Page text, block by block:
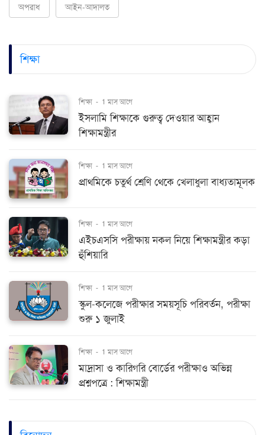
অপরাধ আইন-আদালত
শিক্ষা
শিক্ষা - 1 মাস আগে
ইসলামি শিক্ষাকে গুরুত্ব দেওয়ার আহ্বান
শিক্ষামন্ত্রীর
শিক্ষা - 1 মাস আগে
প্রাথমিকে চতুর্থ শ্রেণি থেকে খেলাধুলা বাধ্যতামূলক
শিক্ষা - 1 মাস আগে
এইচএসসি পরীক্ষায় নকল নিয়ে শিক্ষামন্ত্রীর কড়া
হুঁশিয়ারি
শিক্ষা - 1 মাস আগে
স্কুল-কলেজে পরীক্ষার সময়সূচি পরিবর্তন, পরীক্ষা
শুরু ১ জুলাই
শিক্ষা - 1 মাস আগে
মাদ্রাসা ও কারিগরি বোর্ডের পরীক্ষাও অভিন্ন
প্রশ্নপত্রে : শিক্ষামন্ত্রী